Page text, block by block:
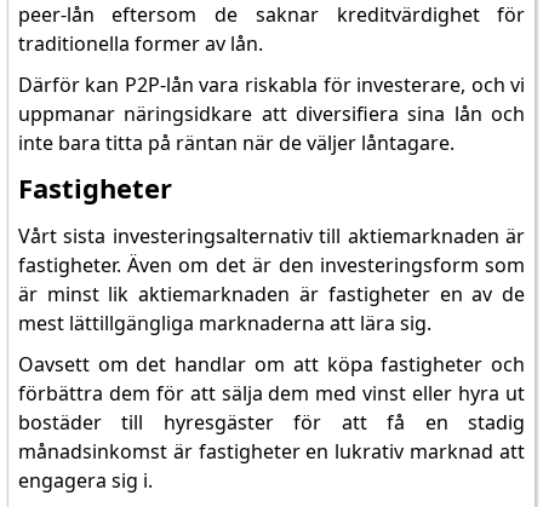
peer-lån eftersom de saknar kreditvärdighet för
traditionella former av lån.
Därför kan P2P-lån vara riskabla för investerare, och vi
uppmanar näringsidkare att diversifiera sina lån och
inte bara titta på räntan när de väljer låntagare.
Fastigheter
Vårt sista investeringsalternativ till aktiemarknaden är
fastigheter. Även om det är den investeringsform som
är minst lik aktiemarknaden är fastigheter en av de
mest lättillgängliga marknaderna att lära sig.
Oavsett om det handlar om att köpa fastigheter och
förbättra dem för att sälja dem med vinst eller hyra ut
bostäder till hyresgäster för att få en stadig
månadsinkomst är fastigheter en lukrativ marknad att
engagera sig i.